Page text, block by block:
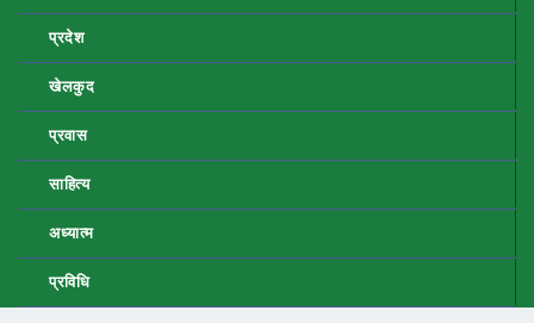
प्रदेश
खेलकुद
प्रवास
साहित्य
अध्यात्म
प्रविधि